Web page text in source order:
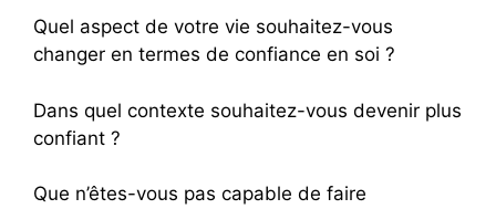
Quel aspect de votre vie souhaitez-vous
changer en termes de confiance en soi ?
Dans quel contexte souhaitez-vous devenir plus
confiant ?
Que n’êtes-vous pas capable de faire